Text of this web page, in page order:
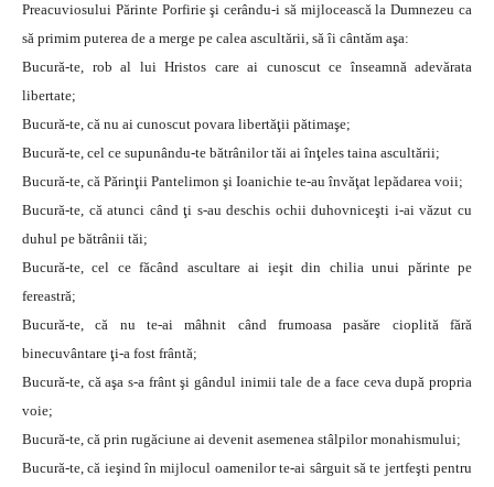
Preacuviosului Părinte Porfirie şi cerându-i să mijlocească la Dumnezeu ca
să primim puterea de a merge pe calea ascultării, să îi cântăm aşa:
Bucură-te, rob al lui Hristos care ai cunoscut ce înseamnă adevărata
libertate;
Bucură-te, că nu ai cunoscut povara libertăţii pătimaşe;
Bucură-te, cel ce supunându-te bătrânilor tăi ai înţeles taina ascultării;
Bucură-te, că Părinţii Pantelimon şi Ioanichie te-au învăţat lepădarea voii;
Bucură-te, că atunci când ţi s-au deschis ochii duhovniceşti i-ai văzut cu
duhul pe bătrânii tăi;
Bucură-te, cel ce făcând ascultare ai ieşit din chilia unui părinte pe
fereastră;
Bucură-te, că nu te-ai mâhnit când frumoasa pasăre cioplită fără
binecuvântare ţi-a fost frântă;
Bucură-te, că aşa s-a frânt şi gândul inimii tale de a face ceva după propria
voie;
Bucură-te, că prin rugăciune ai devenit asemenea stâlpilor monahismului;
Bucură-te, că ieşind în mijlocul oamenilor te-ai sârguit să te jertfeşti pentru